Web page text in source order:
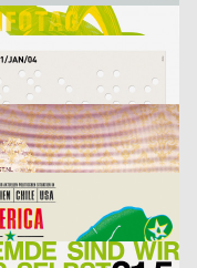
2003
Sylvester
Sascha Brossmann, Heike Grebin, Matthias Hübner, Johanna Leuner D
2003
zu Fall: lust.nl
Amerikkka
cyan (Daniela Haufe + Detlef Fiedler) D
2003